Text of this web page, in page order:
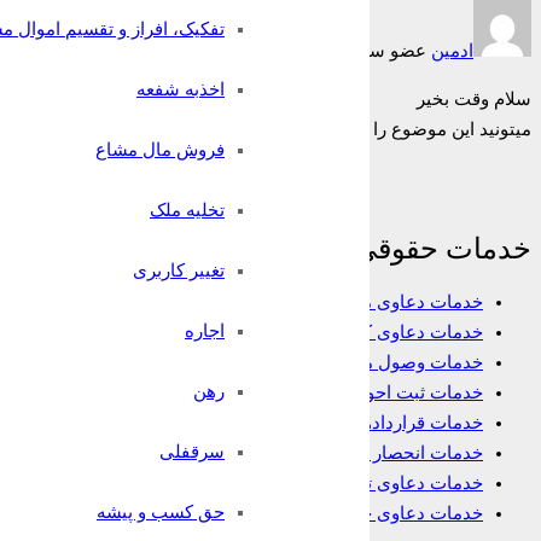
تفکیک، افراز و تقسیم اموال
اخذبه شفعه
فروش مال مشاع
تخلیه ملک
تغییر کاربری
اجاره
رهن
سرقفلی
حق کسب و پیشه
ادمین عضو سایت
سلام وقت بخیر
میتونید این موضوع را اتحادیه املاک گزارش بدید.
خدمات حقوقی
خدمات دعاوی ملکی
خدمات دعاوی کیفری
خدمات وصول مطالبات
خدمات ثبت احوال
خدمات قراردادها
خدمات انحصار وراثت
خدمات دعاوی تجاری
خدمات دعاوی خانواده